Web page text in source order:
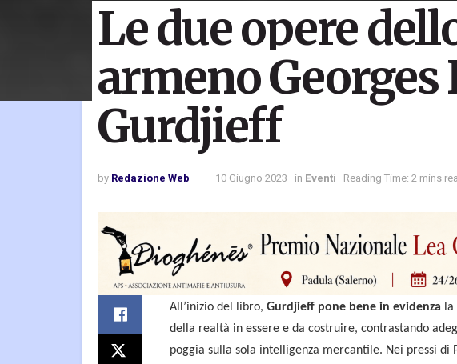
Le due opere
armeno Georges
Gurdjieff
by Redazione Web 10 Giugno 2023 in Eventi Reading Time: 2 mins
All’inizio del libro, Gurdjieff pone bene in evidenza la
della realtà in essere e da costruire, contrastando
poggia sulla sola intelligenza mercantile. Nei pressi di